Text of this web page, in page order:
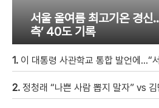
서울 올여름 최고기온 경신
측’ 40도 기록
1. 이 대통령 사관학교 통합 발언에…“서울
2. 정청래 “나쁜 사람 뽑지 말자” vs